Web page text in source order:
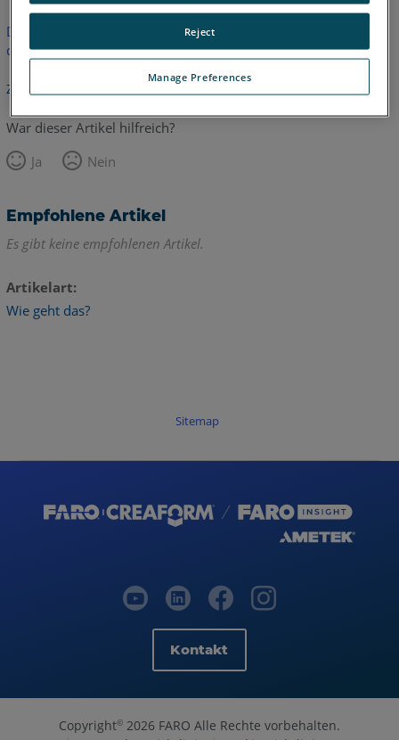
Dieser Artikel wurde nicht übersetzt.Bitte klicken Sie hier, um
die englische Version zu sehen.
Zurück zum Anfang
War dieser Artikel hilfreich?
Ja
Nein
Empfohlene Artikel
Es gibt keine empfohlenen Artikel.
Artikelart
Wie geht das?
Sitemap
Kontakt
Copyright© 2026 FARO Alle Rechte vorbehalten.
Manage Preferences
Reject